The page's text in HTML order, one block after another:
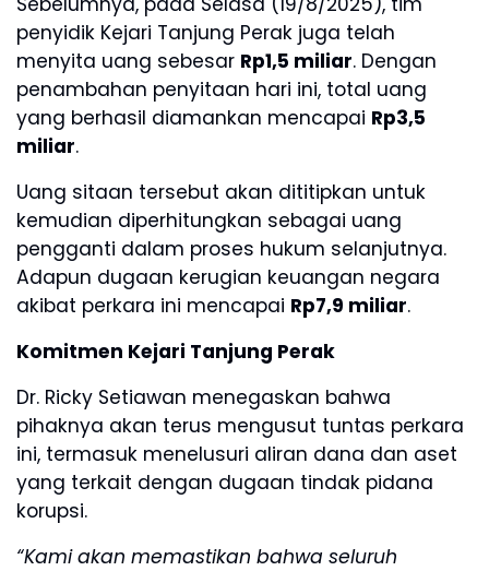
penyidik Kejari Tanjung Perak juga telah
menyita uang sebesar Rp1,5 miliar. Dengan
penambahan penyitaan hari ini, total uang
yang berhasil diamankan mencapai Rp3,5
miliar.
Uang sitaan tersebut akan dititipkan untuk
kemudian diperhitungkan sebagai uang
pengganti dalam proses hukum selanjutnya.
Adapun dugaan kerugian keuangan negara
akibat perkara ini mencapai Rp7,9 miliar.
Komitmen Kejari Tanjung Perak
Dr. Ricky Setiawan menegaskan bahwa
pihaknya akan terus mengusut tuntas perkara
ini, termasuk menelusuri aliran dana dan aset
yang terkait dengan dugaan tindak pidana
korupsi.
“Kami akan memastikan bahwa seluruh